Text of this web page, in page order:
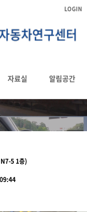
LOGIN
자료실 알림공간
N7-5 1층)